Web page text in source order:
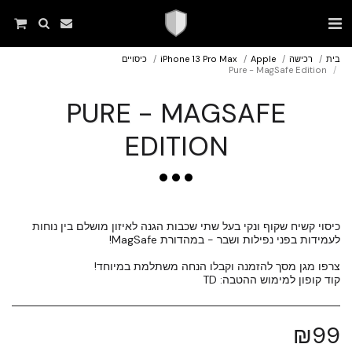
בית רכישה Apple
iPhone 13 Pro Max
כיסויים
Pure - MagSafe Edition
PURE - MAGSAFE
EDITION
כיסוי קשיח שקוף ונקי בעל שתי שכבות הגנה לאיזון מושלם בין נוחות
קוד קופון למימוש ההטבה: TD
₪99